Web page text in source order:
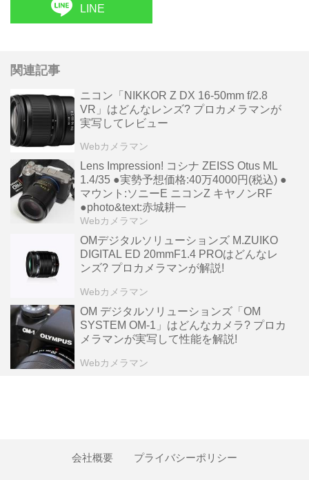
LINE
関連記事
ニコン「NIKKOR Z DX 16-50mm f/2.8
VR」はどんなレンズ? プロカメラマンが
実写してレビュー
Webカメラマン
Lens Impression! コシナ ZEISS Otus ML
1.4/35 ●実勢予想価格:40万4000円(税込) ●
マウント:ソニーE ニコンZ キヤノンRF
●photo&text:赤城耕一
Webカメラマン
OMデジタルソリューションズ M.ZUIKO
DIGITAL ED 20mmF1.4 PROはどんなレ
ンズ? プロカメラマンが解説!
Webカメラマン
OM デジタルソリューションズ「OM
SYSTEM OM-1」はどんなカメラ? プロカ
メラマンが実写して性能を解説!
Webカメラマン
会社概要 プライバシーポリシー